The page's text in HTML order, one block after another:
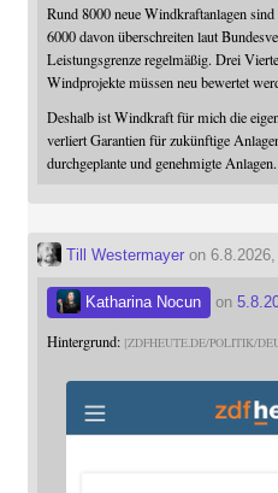
Rund 8000 neue Windkraftanlagen
6000 davon überschreiten laut
Leistungsgrenze regelmäßig. Drei
Windprojekte müssen neu bewertet
Deshalb ist Windkraft für mich die
verliert Garantien für zukünftige
durchgeplante und genehmigte Anlagen.
Till Westermayeron 6.8.2026,
Katharina Nocun on
Hintergrund: ZDFHEUTE.DE/POLITIK/